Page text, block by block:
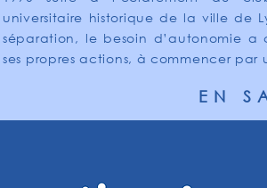
universitaire historique de la ville de
séparation, le besoin d’autonomie a
ses propres actions, à commencer par
EN